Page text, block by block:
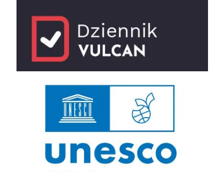
UNESCO Sieć Szkół Stowarzyszonych